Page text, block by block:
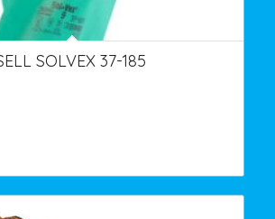
SOLVEX 37-185